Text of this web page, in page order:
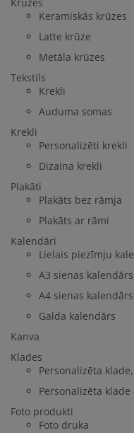
Krūzes
Keramiskās krūzes
Latte krūze
Metāla krūzes
Tekstils
Krekli
Auduma somas
Krekli
Personalizēti krekli
Dizaina krekli
Plakāti
Plakāts bez rāmja
Plakāts ar rāmi
Kalendāri
Lielais piezīmju
A3 sienas kalendārs
A4 sienas kalendārs
Galda kalendārs
Kanva
Klades
Personalizēta
Personalizēta
Foto produkti
Foto druka